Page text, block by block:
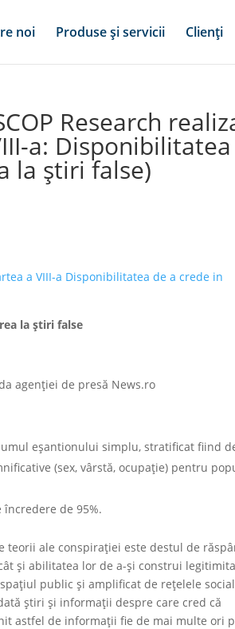
noi Produse și servicii Clienți
Research
a:
la știri false)
a VIII-a Disponibilitatea de a crede in
la știri false
agenției de presă News.ro
eșantionului simplu, stratificat fiind
(sex, vârstă, ocupație) pentru
încredere de 95%.
teorii ale conspirației este destul de
și abilitatea lor de a-și construi
public și amplificat de rețelele
știri și informații despre care cred că
astfel de informații fie de mai multe ori